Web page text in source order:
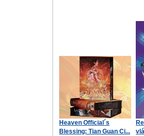
Heaven Official´s
Blessing: Tian Guan Ci...